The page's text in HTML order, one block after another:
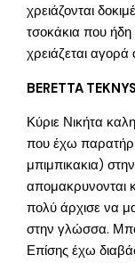
χρειάζονται
τσοκάκια που
χρειάζεται
BERETTA
Κύριε Νικήτα
που έχω
μπιμπικακια)
απομακρυνονται
πολύ άρχισε να
στην γλώσσα.
Επίσης έχω